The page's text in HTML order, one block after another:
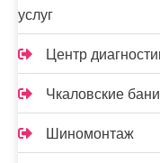
услуг
Центр
Чкаловские бани
Шиномонтаж